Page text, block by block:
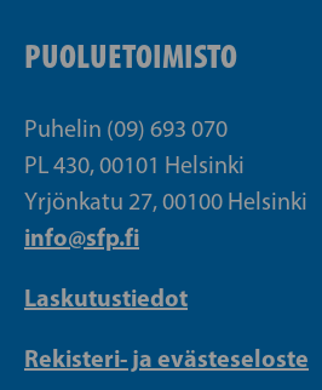
PUOLUETOIMISTO
Puhelin (09) 693 070
PL 430, 00101 Helsinki
Yrjönkatu 27, 00100 Helsinki
info@sfp.fi
Laskutustiedot
Rekisteri- ja evästeseloste